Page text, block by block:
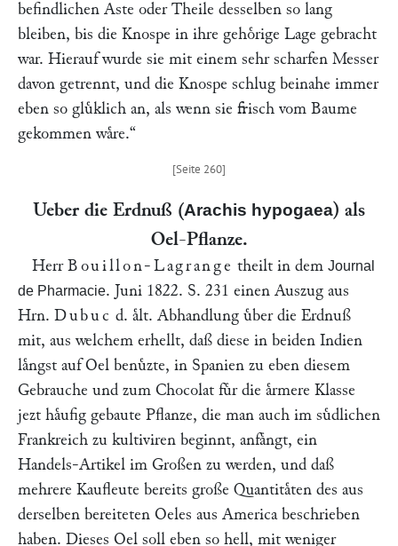
befindlichen Aste oder Theile desselben so lang
bleiben, bis die Knospe in ihre gehoͤrige Lage gebracht
war. Hierauf wurde sie mit einem sehr scharfen Messer
davon getrennt, und die Knospe schlug beinahe immer
eben so gluͤklich an, als wenn sie frisch vom Baume
gekommen waͤre.“
Ueber die Erdnuß (Arachis hypogaea) als
Oel-Pflanze.
Herr Bouillon-Lagrange theilt in demJournal
de Pharmacie. Juni 1822. S. 231 einen Auszug aus
Hrn. Dubuc d. aͤlt. Abhandlung uͤber die Erdnuß
mit, aus welchem erhellt, daß diese in beiden Indien
laͤngst auf Oel benuͤzte, in Spanien zu eben diesem
Gebrauche und zum Chocolat fuͤr die aͤrmere Klasse
jezt haͤufig gebaute Pflanze, die man auch im suͤdlichen
Frankreich zu kultiviren beginnt, anfaͤngt, ein
Handels-Artikel im Großen zu werden, und daß
mehrere Kaufleute bereits große Quantitaͤten des aus
derselben bereiteten Oeles aus America beschrieben
haben. Dieses Oel soll eben so hell, mit weniger